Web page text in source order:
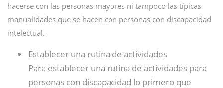
hacerse con las personas mayores ni tampoco las típicas
manualidades que se hacen con personas con discapacidad
intelectual.
Establecer una rutina de actividades
Para establecer una rutina de actividades para
personas con discapacidad lo primero que